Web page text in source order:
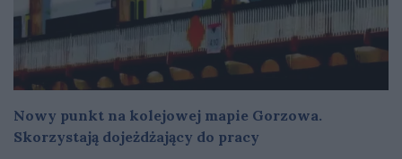
Nowy punkt na kolejowej mapie Gorzowa.
Skorzystają dojeżdżający do pracy